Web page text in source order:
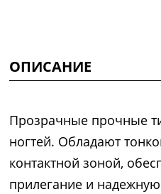
ОПИСАНИЕ
Прозрачные прочные
ногтей. Обладают
контактной зоной,
прилегание и